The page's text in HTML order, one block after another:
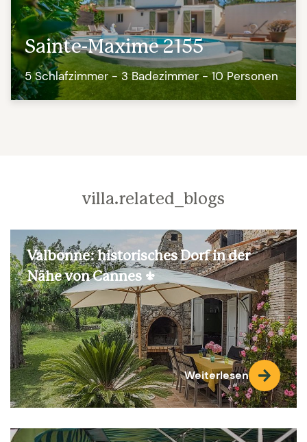
Sainte-Maxime 2155
5 Schlafzimmer - 3 Badezimmer - 10 Personen
villa.related_blogs
Valbonne: historisches Dorf in der
Nähe von Cannes ⚜️
Weiterlesen